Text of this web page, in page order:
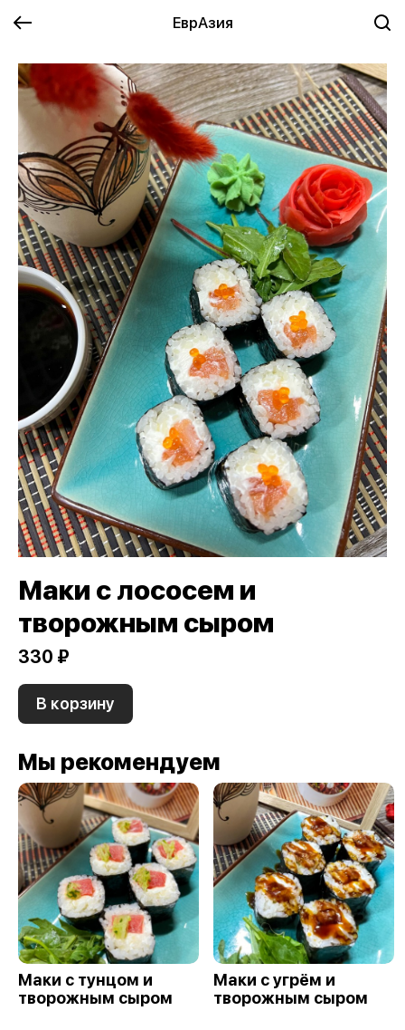
ЕврАзия
Маки с лососем и
творожным сыром
330 ₽
В корзину
Мы рекомендуем
Маки с тунцом и
творожным сыром
Маки с угрём и
творожным сыром